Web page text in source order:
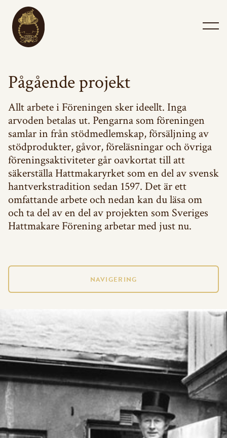
Pågående projekt
Allt arbete i Föreningen sker ideellt. Inga
arvoden betalas ut. Pengarna som föreningen
samlar in från stödmedlemskap, försäljning av
stödprodukter, gåvor, föreläsningar och övriga
föreningsaktiviteter går oavkortat till att
säkerställa Hattmakaryrket som en del av svensk
hantverkstradition sedan 1597. Det är ett
omfattande arbete och nedan kan du läsa om
och ta del av en del av projekten som Sveriges
Hattmakare Förening arbetar med just nu.
NAVIGERING
STYRELSE
KVALITÉ & GARANTI
GESÄLLBREV & MÄSTARBREV
UTBILDNING
INSIGNIEGRUPPEN